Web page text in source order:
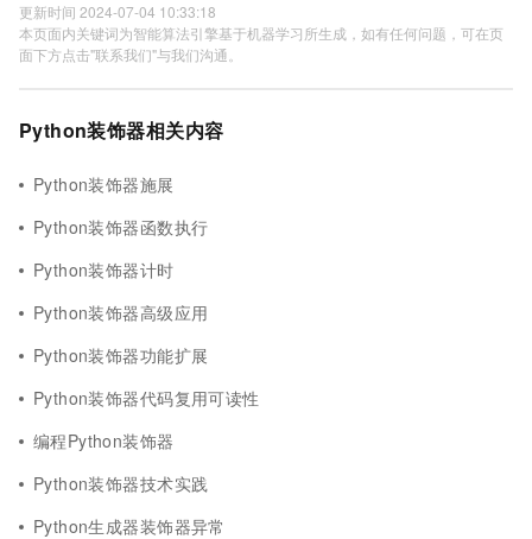
更新时间 2024-07-04 10:33:18
本页面内关键词为智能算法引擎基于机器学习所生成，如有任何问题，可在页
面下方点击"联系我们"与我们沟通。
Python装饰器相关内容
Python装饰器施展
Python装饰器函数执行
Python装饰器计时
Python装饰器高级应用
Python装饰器功能扩展
Python装饰器代码复用可读性
编程Python装饰器
Python装饰器技术实践
Python生成器装饰器异常